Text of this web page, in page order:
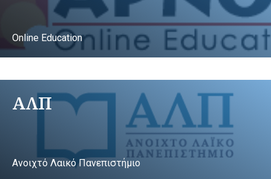
Online Education
ΑΛΠ
Ανοιχτό Λαικό Πανεπιστήμιο